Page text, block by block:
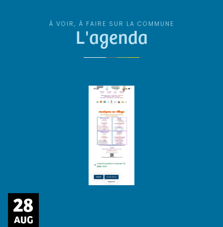
À VOIR, À FAIRE SUR LA COMMUNE
L'agenda
28
AUG